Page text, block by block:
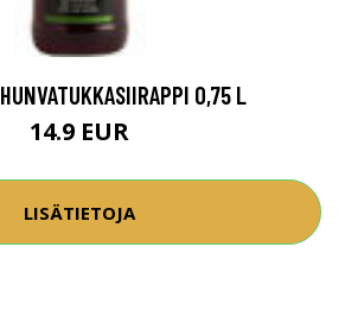
0,75 L
14.9 EUR
LISÄTIETOJA